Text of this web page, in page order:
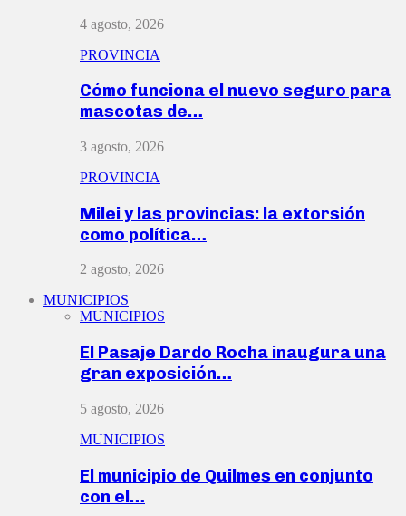
4 agosto, 2026
PROVINCIA
Cómo funciona el nuevo seguro para
mascotas de…
3 agosto, 2026
PROVINCIA
Milei y las provincias: la extorsión
como política…
2 agosto, 2026
MUNICIPIOS
MUNICIPIOS
El Pasaje Dardo Rocha inaugura una
gran exposición…
5 agosto, 2026
MUNICIPIOS
El municipio de Quilmes en conjunto
con el…